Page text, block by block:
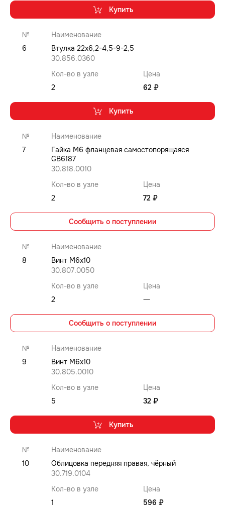
Купить
№
Наименование
6
Втулка 22x6,2-4,5-9-2,5
30.856.0360
Кол-во в узле
Цена
2
62 ₽
Купить
№
Наименование
7
Гайка M6 фланцевая самостопорящаяся
GB6187
30.818.0010
Кол-во в узле
Цена
2
72 ₽
Сообщить о поступлении
№
Наименование
8
Винт M6x10
30.807.0050
Кол-во в узле
Цена
2
⼀
Сообщить о поступлении
№
Наименование
9
Винт M6x10
30.805.0010
Кол-во в узле
Цена
5
32 ₽
Купить
№
Наименование
10
Облицовка передняя правая, чёрный
30.719.0104
Кол-во в узле
Цена
1
596 ₽